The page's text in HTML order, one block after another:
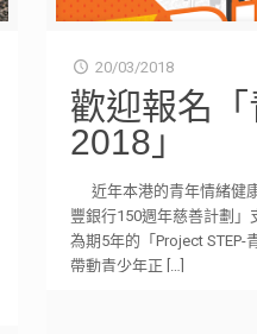
20/03/2018
歡迎報名
2018」
近年本港的青年情緒健
豐銀行150週年慈善計劃」
為期5年的「Project STEP-
帶動青少年正